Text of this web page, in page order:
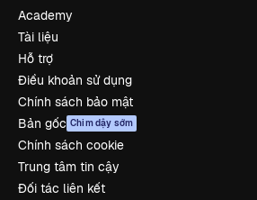
Academy
Tài liệu
Hỗ trợ
Điều khoản sử dụng
Chính sách bảo mật
Bản gốc Chim dậy sớm
Chính sách cookie
Trung tâm tin cậy
Đối tác liên kết